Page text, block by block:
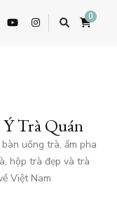
0
Trà Quán
uống trà, ấm pha
hộp trà đẹp và trà
Việt Nam